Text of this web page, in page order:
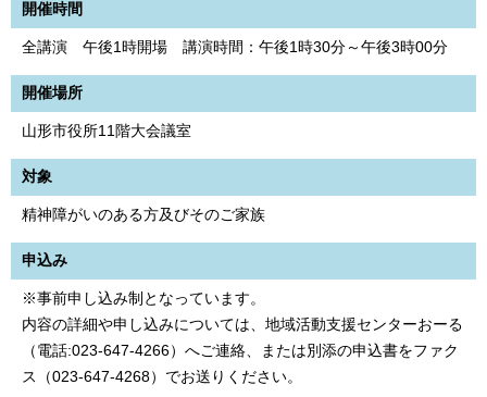
開催時間
全講演 午後1時開場 講演時間：午後1時30分～午後3時00分
開催場所
山形市役所11階大会議室
対象
精神障がいのある方及びそのご家族
申込み
※事前申し込み制となっています。
内容の詳細や申し込みについては、地域活動支援センターおーる
（電話:023-647-4266）へご連絡、または別添の申込書をファク
ス（023-647-4268）でお送りください。